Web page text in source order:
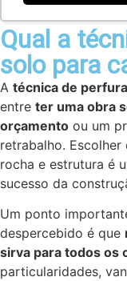
Qual a
solo para
A técnica de
entre ter uma obra
orçamento ou um
retrabalho.
rocha e estrutura é
sucesso da
Um ponto
despercebido é que
sirva para todos os
particularidades,